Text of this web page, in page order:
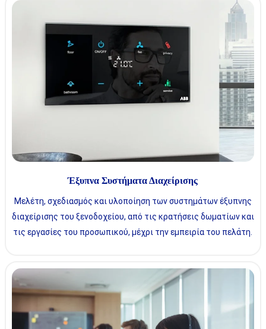
Έξυπνα Συστήματα Διαχείρισης
Μελέτη, σχεδιασμός και υλοποίηση των συστημάτων έξυπνης
διαχείρισης του ξενοδοχείου, από τις κρατήσεις δωματίων και
τις εργασίες του προσωπικού, μέχρι την εμπειρία του πελάτη.